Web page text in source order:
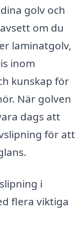
golv och
om du
laminatgolv,
inom
kunskap för
När golven
dags att
för att
i
flera viktiga